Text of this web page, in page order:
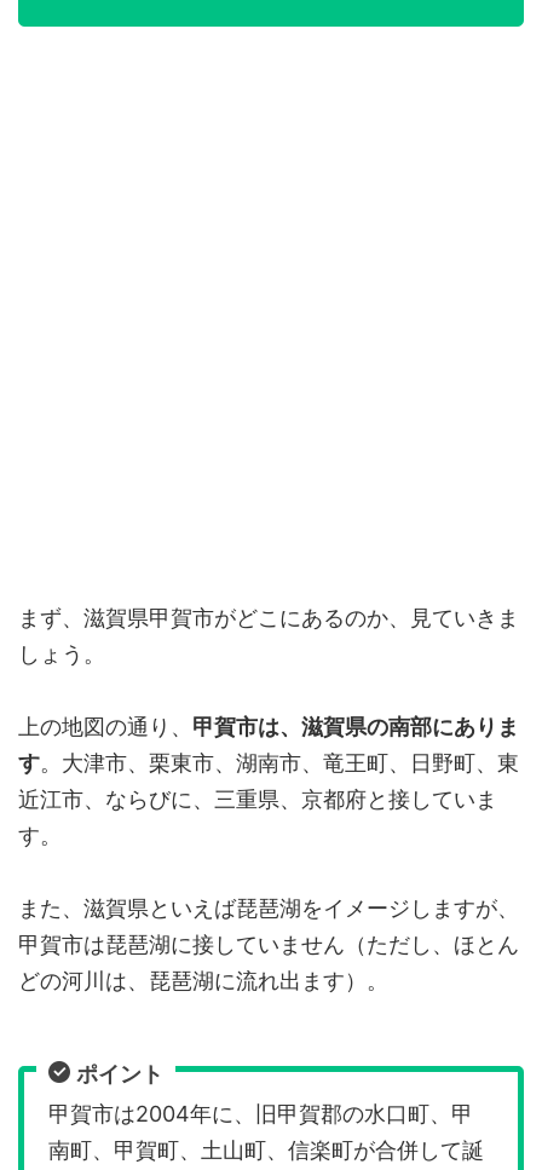
まず、滋賀県甲賀市がどこにあるのか、見ていきま
しょう。
上の地図の通り、 甲賀市は、滋賀県の南部にありま
す。大津市、栗東市、湖南市、竜王町、日野町、東
近江市、ならびに、三重県、京都府と接していま
す。
また、滋賀県といえば琵琶湖をイメージしますが、
甲賀市は琵琶湖に接していません（ただし、ほとん
どの河川は、琵琶湖に流れ出ます）。
ポイント
甲賀市は2004年に、旧甲賀郡の水口町、甲
南町、甲賀町、土山町、信楽町が合併して誕